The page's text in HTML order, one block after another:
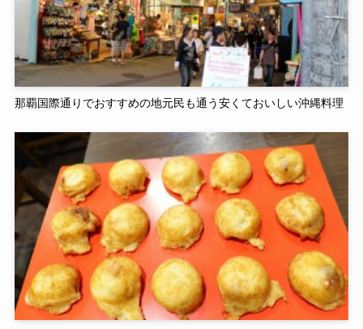
那覇国際通りでおすすめの地元民も通う安くておいしい沖縄料理